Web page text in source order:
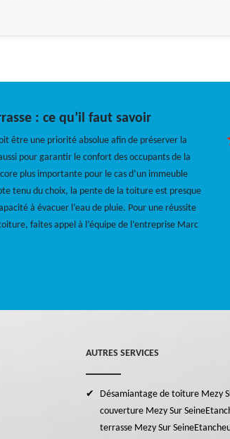
: ce qu’il faut savoir
être une priorité absolue afin de préserver la
pour garantir le confort des occupants de la
plus importante pour le cas d’un immeuble
tenu du choix, la pente de la toiture est presque
à évacuer l’eau de pluie. Pour une réussite
faites appel à l’équipe de l’entreprise Marc
AUTRES SERVICES
Désamiantage de toiture Mezy
couverture Mezy Sur Seine
terrasse Mezy Sur Seine